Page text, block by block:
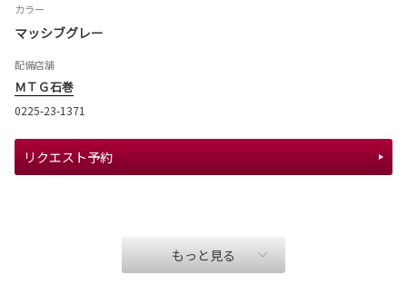
カラー
マッシブグレー
配備店舗
ＭＴＧ石巻
0225-23-1371
リクエスト予約
もっと見る